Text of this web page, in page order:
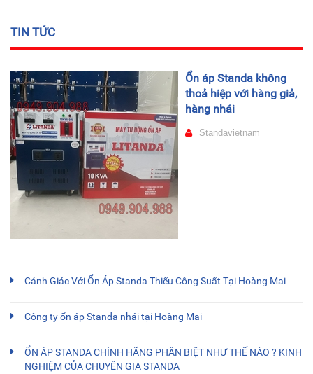
TIN TỨC
Ổn áp Standa không
thoả hiệp với hàng giả,
hàng nhái
Standavietnam
Cảnh Giác Với Ổn Áp Standa Thiếu Công Suất Tại Hoàng Mai
Công ty ổn áp Standa nhái tại Hoàng Mai
ỔN ÁP STANDA CHÍNH HÃNG PHÂN BIỆT NHƯ THẾ NÀO ? KINH
NGHIỆM CỦA CHUYÊN GIA STANDA